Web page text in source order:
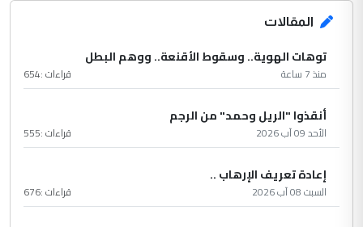
المقالات
توهات الهوية.. وسقوط الأقنعة.. ووهم البطل
منذ 7 ساعة قراءات :654
أنقذوا "الريل وحمد" من الرجم
الأحد 09 آب 2026 قراءات :555
إعادة تعريف الإرهاب ..
السبت 08 آب 2026 قراءات :676